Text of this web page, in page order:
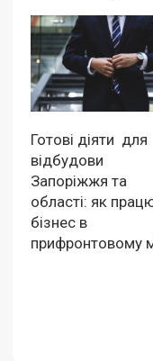
Готові діяти для
відбудови
Запоріжжя та
області: як
бізнес в
прифронтовому